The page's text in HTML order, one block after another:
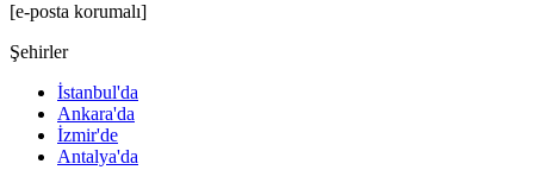
[e-posta korumalı]
Şehirler
İstanbul'da
Ankara'da
İzmir'de
Antalya'da